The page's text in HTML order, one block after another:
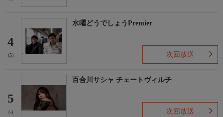
4
(5)
水曜どうでしょうPremier
次回放送
5
(-)
百合川サシャ チェートヴィルチ
次回放送